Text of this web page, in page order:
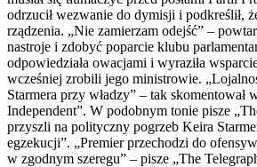
odrzucił wezwanie do dymisji i podkreślił,
rządzenia. „Nie zamierzam odejść” –
nastroje i zdobyć poparcie klubu
odpowiedziała owacjami i wyraziła
wcześniej zrobili jego ministrowie.
Starmera przy władzy” – tak skomentował
Independent”. W podobnym tonie pisze
przyszli na polityczny pogrzeb Keira
egzekucji”. „Premier przechodzi do
w zgodnym szeregu” – pisze „The